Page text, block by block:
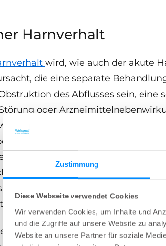
Zustimmung
Diese Webseite verwendet Cookies
Wir verwenden Cookies, um Inhalte und
und die Zugriffe auf unsere Website zu
Website an unsere Partner für soziale
Harnverhalt
wird, wie auch der akute
die eine separate
des Abflusses sein, eine
oder
da Sie unter Umständen in
vollständig tun können. Vielleicht
häufigen Harndrang, können aber
dem Urinieren immer noch
einer übervollen Blase
Symptome wird der